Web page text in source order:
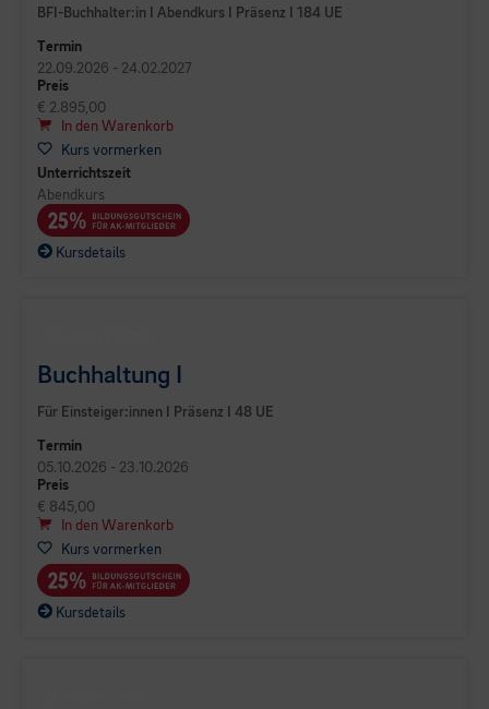
BFI-Buchhalter:in I Abendkurs I Präsenz I 184 UE
Termin
22.09.2026 - 24.02.2027
Preis
€ 2.895,00
In den Warenkorb
Kurs vormerken
Unterrichtszeit
Abendkurs
Kursdetails
Buchhaltung I
Für Einsteiger:innen I Präsenz I 48 UE
Termin
05.10.2026 - 23.10.2026
Preis
€ 845,00
In den Warenkorb
Kurs vormerken
Kursdetails